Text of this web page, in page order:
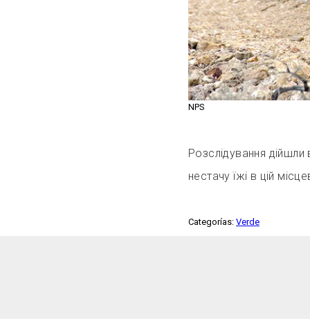
NPS
Розслідування
нестачу їжі в цій
Categorías: Verde